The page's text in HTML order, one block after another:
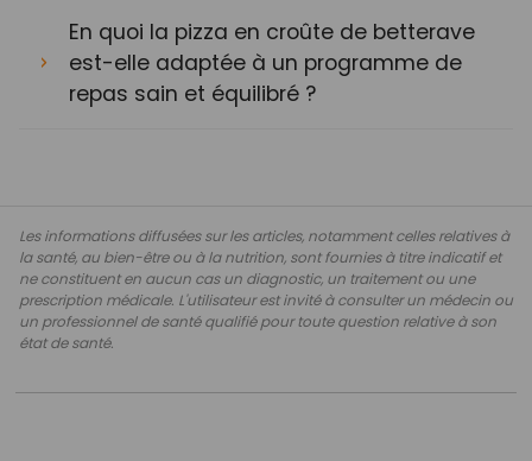
En quoi la pizza en croûte de betterave
est-elle adaptée à un programme de
repas sain et équilibré ?
Les informations diffusées sur les articles, notamment celles relatives à
la santé, au bien-être ou à la nutrition, sont fournies à titre indicatif et
ne constituent en aucun cas un diagnostic, un traitement ou une
prescription médicale. L'utilisateur est invité à consulter un médecin ou
un professionnel de santé qualifié pour toute question relative à son
état de santé.